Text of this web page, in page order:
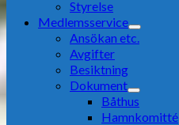
Styrelse
Medlemsservice
Ansökan etc.
Avgifter
Besiktning
Dokument
Båthus
Hamnkomitté